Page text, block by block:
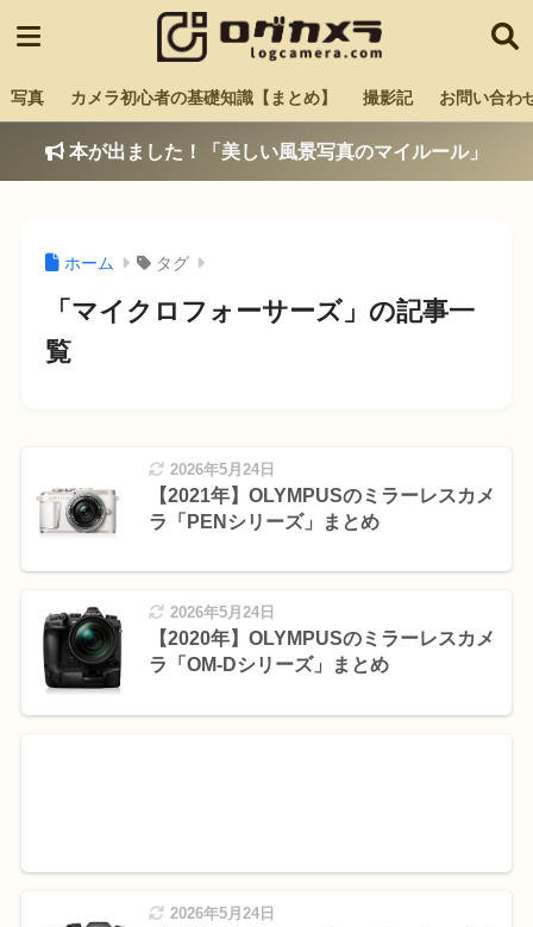
写真 カメラ初心者の基礎知識【まとめ】 撮影記 お問い合わ
本が出ました！「美しい風景写真のマイルール」
ホーム タグ
「マイクロフォーサーズ」の記事一
覧
2026年5月24日
【2021年】OLYMPUSのミラーレスカメ
ラ「PENシリーズ」まとめ
2026年5月24日
【2020年】OLYMPUSのミラーレスカメ
ラ「OM-Dシリーズ」まとめ
2026年5月24日